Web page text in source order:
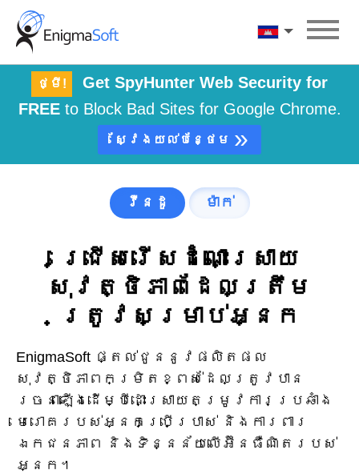
Skip
content
ភាសាខ្មែរ
ថ្មី!
Get SpyHunter Web Security for
FREEto Block Bad Sites for Google Chrome.
ស្វែង​យល់​បន្ថែម »
វីនដូ ម៉ាក់
ជ្រើសរើសដំណោះស្រាយ
សុវត្ថិភាពដែលត្រឹម
ត្រូវសម្រាប់អ្នក
EnigmaSoft ផ្តល់ជូននូវផលិតផល
សុវត្ថិភាពកម្រិតខ្ពស់ដែលត្រូវបាន
រចនាឡើងដើម្បីដោះស្រាយតម្រូវការប្រឆាំង
មេរោគរបស់អ្នកប្រើប្រាស់ និងការពារ
ឯកជនភាព និងទិន្នន័យលើអ៊ីនធឺណិតរបស់
អ្នក។